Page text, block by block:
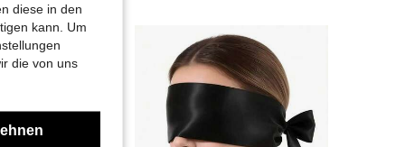
diese in den
kann. Um
die von uns